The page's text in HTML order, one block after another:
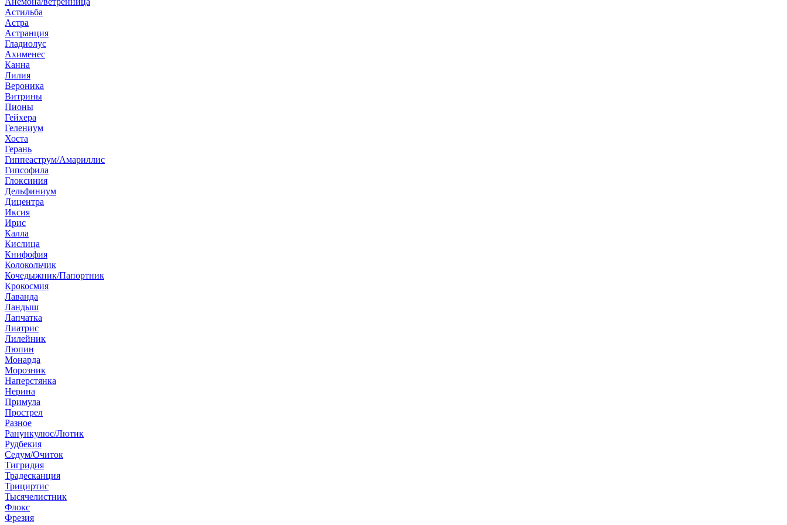
Астильба
Астра
Астранция
Гладиолус
Ахименес
Канна
Лилия
Вероника
Витрины
Пионы
Гейхера
Гелениум
Хоста
Герань
Гиппеаструм/Амариллис
Гипсофила
Глоксиния
Дельфиниум
Дицентра
Иксия
Ирис
Калла
Кислица
Книфофия
Колокольчик
Кочедыжник/Папортник
Крокосмия
Лаванда
Ландыш
Лапчатка
Лиатрис
Лилейник
Люпин
Монарда
Морозник
Наперстянка
Нерина
Примула
Прострел
Разное
Ранункулюс/Лютик
Рудбекия
Седум/Очиток
Тигридия
Традесканция
Трициртис
Тысячелистник
Флокс
Фрезия